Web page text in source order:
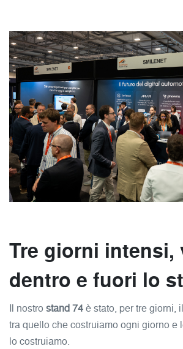
Tre giorni intensi,
dentro e fuori lo
Il nostro stand 74è stato, per tre giorni,
tra quello che costruiamo ogni giorno e
lo costruiamo.